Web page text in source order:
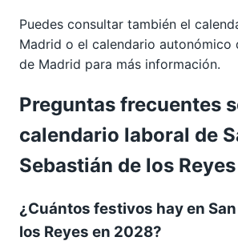
Puedes consultar también el
Madrid o el calendario autonómico
de Madrid para más información.
Preguntas frecuentes
calendario laboral de
Sebastián de los
¿Cuántos festivos hay en
los Reyes en 2028?